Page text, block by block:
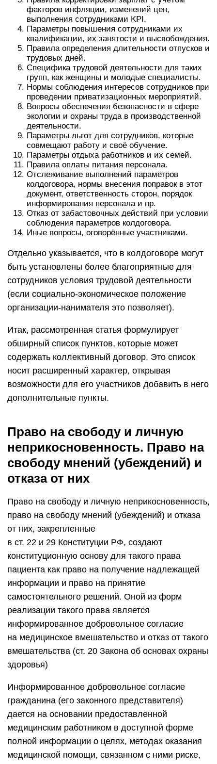
факторов инфляции, изменений цен,
выполнения сотрудниками KPI.
Параметры повышения сотрудниками их
квалификации, их занятости и высвобождения.
Правила определения длительности отпусков и
трудовых дней.
Специфика трудовой деятельности для таких
групп, как женщины и молодые специалисты.
Нормы соблюдения интересов сотрудников при
проведении приватизационных мероприятий.
Вопросы обеспечения безопасности в сфере
экологии и охраны труда в производственной
деятельности.
Параметры льгот для сотрудников, которые
совмещают работу и своё обучение.
Параметры отдыха работников и их семей.
Правила оплаты питания персонала.
Отслеживание выполнений параметров
колдоговора, нормы внесения поправок в этот
документ, ответственность сторон, порядок
информирования персонала и пр.
Отказ от забастовочных действий при условии
соблюдения параметров колдоговора.
Иные вопросы, оговорённые участниками.
Отдельно указывается, что в колдоговоре могут
быть установлены более благоприятные для
сотрудников условия трудовой деятельности
(если социально-экономическое положение
организации-нанимателя это позволяет).
Итак, рассмотренная статья формулирует
обширный список пунктов, которые может
содержать коллективный договор. Это список
носит расширенный характер, открывая
возможности для его участников добавить в него
дополнительные пункты.
Право на свободу и личную
неприкосновенность. Право на
свободу мнений (убеждений) и
отказа от них
Право на свободу и личную неприкосновенность,
право на свободу мнений (убеждений) и отказа
от них, закрепленные
в ст. 22 и 29 Конституции РФ, создают
конституционную основу для такого права
пациента как право на получение надлежащей
информации и право на принятие
самостоятельного решений. Оной из форм
реализации такого права является
информированное добровольное согласие
на медицинское вмешательство и отказ от такого
вмешательства (ст. 20 Закона об основах охраны
здоровья)
Информированное добровольное согласие
гражданина (его законного представителя)
дается на основании предоставленной
медицинским работником в доступной форме
полной информации о целях, методах оказания
медицинской помощи, связанном с ними риске,